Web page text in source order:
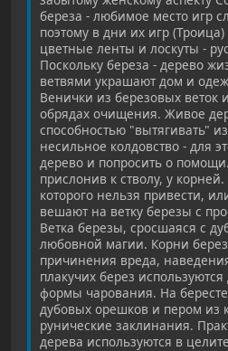
береза - любимое место игр
поэтому в дни их игр
цветные ленты и лоскуты -
Поскольку береза - дерево
ветвями украшают дом и
Венички из березовых веток
обрядах очищения. Живое
способностью "вытягивать"
несильное колдовство - для
дерево и попросить о
прислонив к стволу, у
которого нельзя привести,
вешают на ветку березы с
Ветка березы, сросшаяся с
любовной магии. Корни
причинения вреда,
плакучих берез
формы чарования. На
дубовых орешков и пером из
рунические заклинания.
дерева используются в